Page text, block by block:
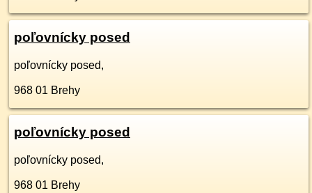
poľovnícky posed
poľovnícky posed,
968 01 Brehy
poľovnícky posed
poľovnícky posed,
968 01 Brehy